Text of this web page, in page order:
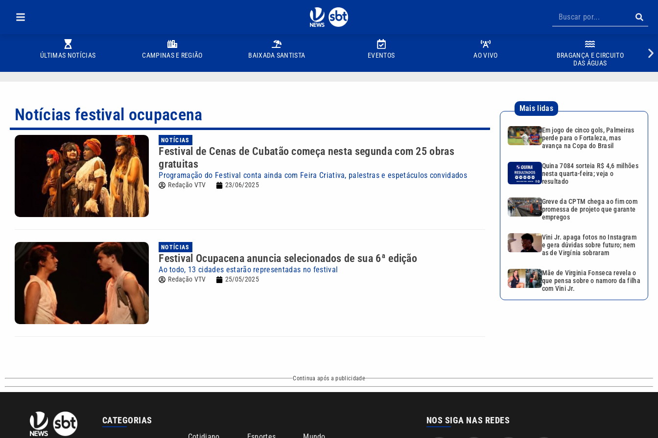
ÚLTIMAS NOTÍCIAS CAMPINAS E REGIÃO BAIXADA SANTISTA EVENTOS AO VIVO
BRAGANÇA E CIRCUITO
DAS ÁGUAS
Notícias festival ocupacena
NOTÍCIAS
Festival de Cenas de Cubatão começa nesta segunda com 25 obras
gratuitas
Programação do Festival conta ainda com Feira Criativa, palestras e espetáculos convidados
Redação VTV 23/06/2025
NOTÍCIAS
Festival Ocupacena anuncia selecionados de sua 6ª edição
Ao todo, 13 cidades estarão representadas no festival
Redação VTV 25/05/2025
Mais lidas
Em jogo de cinco gols, Palmeiras
perde para o Fortaleza, mas
avança na Copa do Brasil
Quina 7084 sorteia R$ 4,6 milhões
nesta quarta-feira; veja o
resultado
Greve da CPTM chega ao fim com
promessa de projeto que garante
empregos
Vini Jr. apaga fotos no Instagram
e gera dúvidas sobre futuro; nem
as de Virgínia sobraram
Mãe de Virginia Fonseca revela o
que pensa sobre o namoro da filha
com Vini Jr.
Continua após a publicidade
CATEGORIAS NOS SIGA NAS REDES